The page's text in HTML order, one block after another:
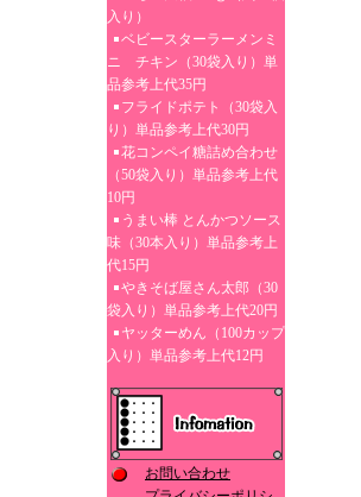
入り）
ベビースターラーメンミ
ニ チキン（30袋入り）単
品参考上代35円
フライドポテト（30袋入
り）単品参考上代30円
花コンペイ糖詰め合わせ
（50袋入り）単品参考上代
10円
うまい棒 とんかつソース
味（30本入り）単品参考上
代15円
やきそば屋さん太郎（30
袋入り）単品参考上代20円
ヤッターめん（100カップ
入り）単品参考上代12円
お問い合わせ